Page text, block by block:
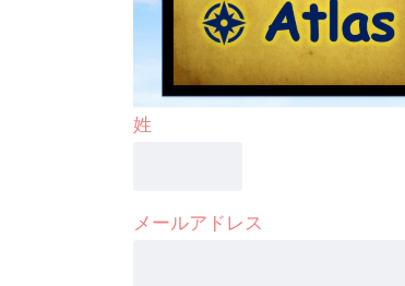
姓
メールアドレス